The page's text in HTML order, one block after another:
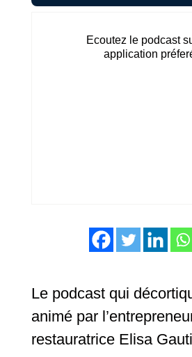
Ecoutez le podcast
application
Le podcast qui
animé par
restauratrice Elisa